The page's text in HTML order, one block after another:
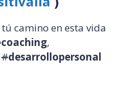
camino en esta vida
coaching,
#desarrollopersonal